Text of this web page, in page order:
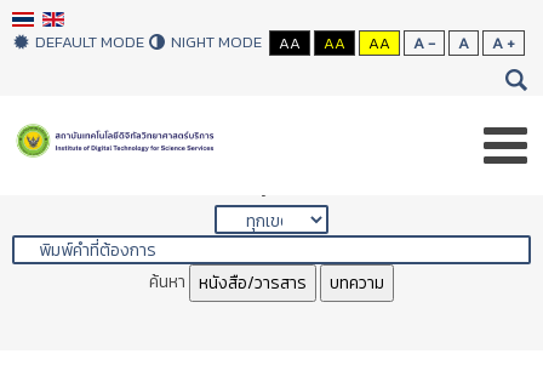
DEFAULT MODE NIGHT MODE AA AA AA A - A A +
ค้นหา หนังสือ/วารสาร บทความ